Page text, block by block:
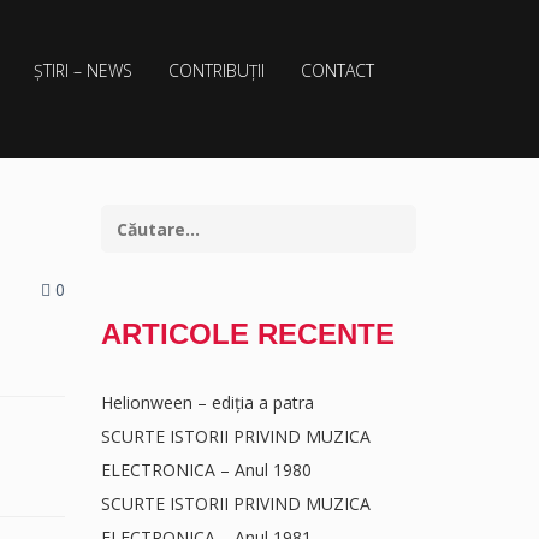
ȘTIRI – NEWS CONTRIBUȚII CONTACT
0
ARTICOLE RECENTE
Helionween – ediția a patra
SCURTE ISTORII PRIVIND MUZICA
ELECTRONICA – Anul 1980
SCURTE ISTORII PRIVIND MUZICA